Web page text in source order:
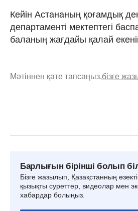
Кейін Астананың қоғамдық
департаменті мектептегі
баланың жағдайы қалай
Мәтіннен қате тапсаңыз,бізге
Барлығын бірінші болып
Бізге жазылып, Қазақстанның
қызықты суреттер, видеолар мен
хабардар болыңыз.